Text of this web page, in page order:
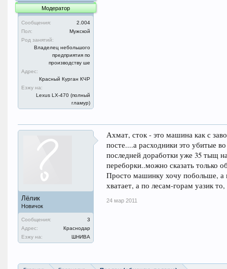
Модератор
Сообщения:
2.004
Пол:
Мужской
Род занятий:
Владелец небольшого
предприятия по
производству ше
Адрес:
Красный Курган КЧР
Езжу на:
Lexus LX-470 (полный
гламур)
Лёлик
Новичок
Сообщения:
3
Адрес:
Краснодар
Езжу на:
ШНИВА
Ахмат, сток - это машина как с
посте....а расходники это убитые
последней доработки уже 35 тыщ
переборки..можно сказать только
Просто машинку хочу побольше, а
хватает, а по лесам-горам уазик
24 мар 2011